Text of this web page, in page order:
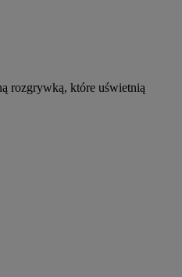
rozgrywką, które uświetnią